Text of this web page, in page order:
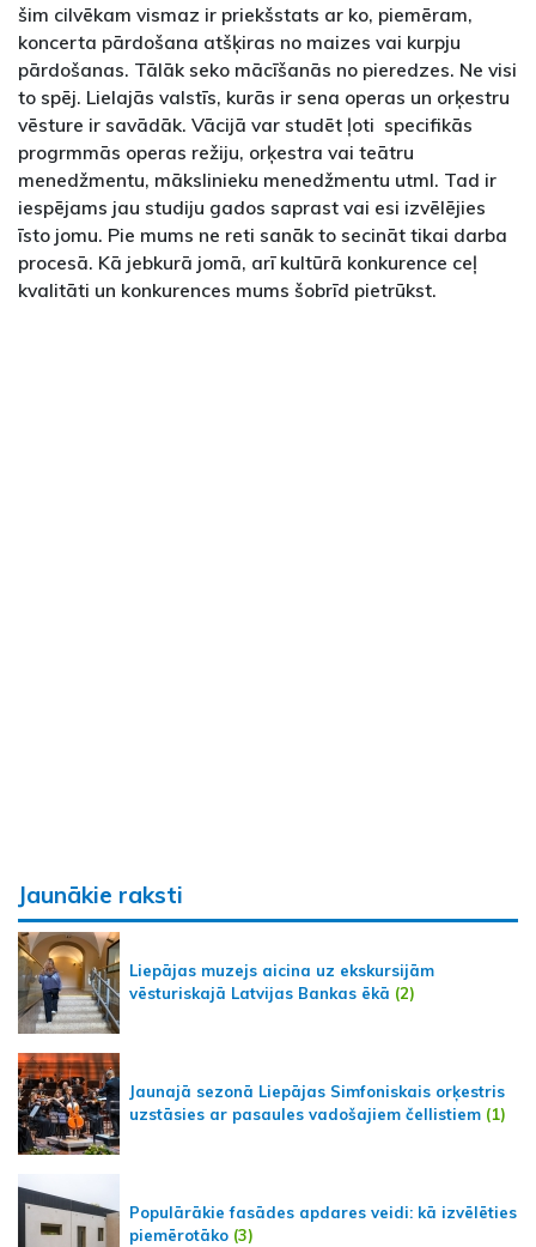
šim cilvēkam vismaz ir priekšstats ar ko, piemēram,
koncerta pārdošana atšķiras no maizes vai kurpju
pārdošanas. Tālāk seko mācīšanās no pieredzes. Ne visi
to spēj. Lielajās valstīs, kurās ir sena operas un orķestru
vēsture ir savādāk. Vācijā var studēt ļoti specifikās
progrmmās operas režiju, orķestra vai teātru
menedžmentu, mākslinieku menedžmentu utml. Tad ir
iespējams jau studiju gados saprast vai esi izvēlējies
īsto jomu. Pie mums ne reti sanāk to secināt tikai darba
procesā. Kā jebkurā jomā, arī kultūrā konkurence ceļ
kvalitāti un konkurences mums šobrīd pietrūkst.
Jaunākie raksti
Liepājas muzejs aicina uz ekskursijām
vēsturiskajā Latvijas Bankas ēkā (2)
Jaunajā sezonā Liepājas Simfoniskais orķestris
uzstāsies ar pasaules vadošajiem čellistiem (1)
Populārākie fasādes apdares veidi: kā izvēlēties
piemērotāko (3)